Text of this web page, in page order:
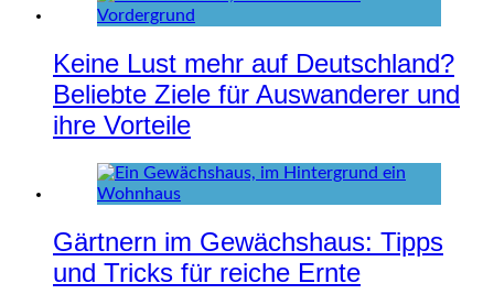
Keine Lust mehr auf Deutschland?
Beliebte Ziele für Auswanderer und
ihre Vorteile
Gärtnern im Gewächshaus: Tipps
und Tricks für reiche Ernte